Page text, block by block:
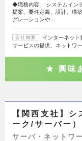
◆職務内容： システムイン
提案、要件定義、設計、構
グレーションや…
会社概要
インターネット
サービスの提供、ネットワ
興味
【関西支社】
ーク/サーバー
サーバ・ネットワ